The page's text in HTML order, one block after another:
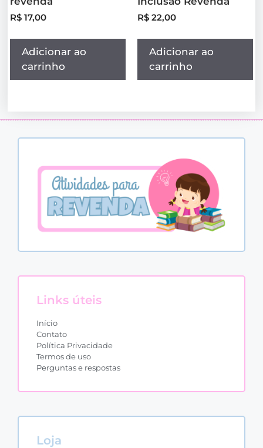
R$ 17,00
Adicionar ao
carrinho
R$ 22,00
Adicionar ao
carrinho
Links úteis
Início
Contato
Política Privacidade
Termos de uso
Perguntas e respostas
Loja